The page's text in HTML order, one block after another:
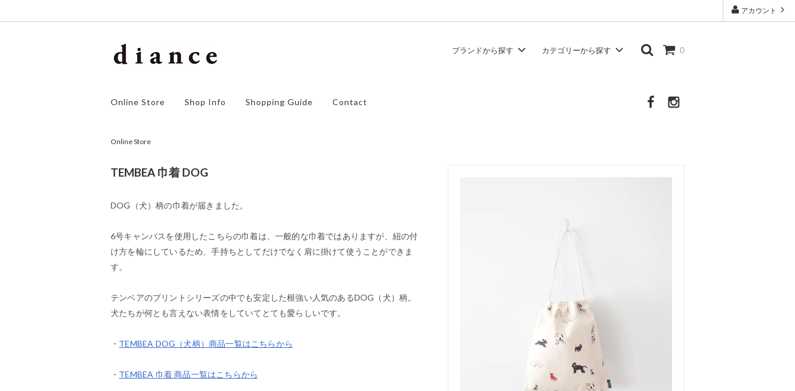
アカウント
0
ブランドから探す カテゴリーから探す
その他の服・衣類・生活雑貨
Online Store Shop Info Shopping Guide Contact
Online Store
TEMBEA 巾着 DOG
DOG（犬）柄の巾着が届きました。
6号キャンバスを使用したこちらの巾着は、一般的な巾着ではありますが、紐の付
け方を輪にしているため、手持ちとしてだけでなく肩に掛けて使うことができま
す。
テンベアのプリントシリーズの中でも安定した根強い人気のあるDOG（犬）柄。
犬たちが何とも言えない表情をしていてとても愛らしいです。
・ TEMBEA DOG（犬柄）商品一覧はこちらから
・ TEMBEA 巾着 商品一覧はこちらから